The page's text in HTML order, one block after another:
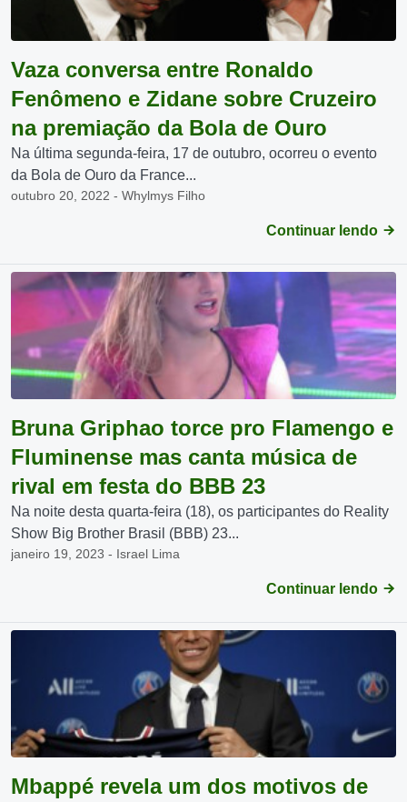
Vaza conversa entre Ronaldo
Fenômeno e Zidane sobre Cruzeiro
na premiação da Bola de Ouro
Na última segunda-feira, 17 de outubro, ocorreu o evento
da Bola de Ouro da France...
outubro 20, 2022 - Whylmys Filho
Continuar lendo
Bruna Griphao torce pro Flamengo e
Fluminense mas canta música de
rival em festa do BBB 23
Na noite desta quarta-feira (18), os participantes do Reality
Show Big Brother Brasil (BBB) 23...
janeiro 19, 2023 - Israel Lima
Continuar lendo
Mbappé revela um dos motivos de